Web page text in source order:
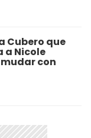
Cubero que
a Nicole
mudar con